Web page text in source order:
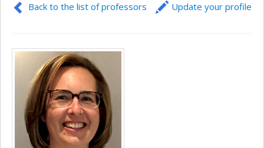
Back to the list of professors Update your profile